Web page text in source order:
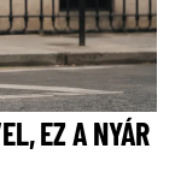
EZ A NYÁR